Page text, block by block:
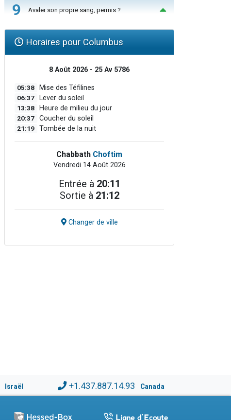
9 Avaler son propre sang, permis ?
Horaires pour Columbus
8 Août 2026 - 25 Av 5786
05:38 Mise des Téfilines
06:37 Lever du soleil
13:38 Heure de milieu du jour
20:37 Coucher du soleil
21:19 Tombée de la nuit
Chabbath Choftim
Vendredi 14 Août 2026
Entrée à 20:11
Sortie à 21:12
Changer de ville
Israël +1.437.887.14.93 Canada